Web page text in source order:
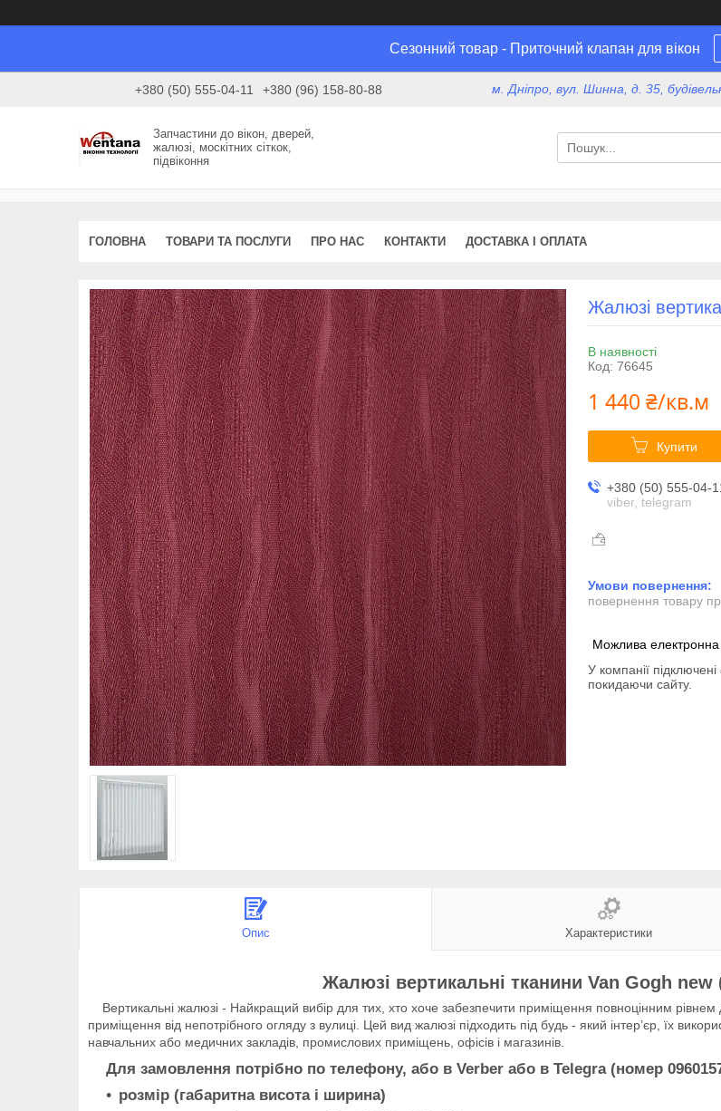
Сезонний товар - Приточний клапан для вікон
+380 (50) 555-04-11 +380 (96) 158-80-88 м. Дніпро, вул. Шинна, д. 35,
Запчастини до вікон, дверей,
жалюзі, москітних сіткок,
підвіконня
ГОЛОВНА ТОВАРИ ТА ПОСЛУГИ ПРО НАС КОНТАКТИ ДОСТАВКА І ОПЛАТА
Жалюзі
В наявності
Код: 76645
1 440 ₴/кв.м
Купити
+380 (50) 555-04-
viber, telegram
повернення товару
У компанії
покидаючи сайту.
Опис Характеристики
Жалюзі вертикальні тканини Van Gogh new
Вертикальні жалюзі - Найкращий вибір для тих, хто хоче забезпечити приміщення повноцінним рівнем
приміщення від непотрібного огляду з вулиці. Цей вид жалюзі підходить під будь - який інтер’єр, їх
навчальних або медичних закладів, промислових приміщень, офісів і магазинів.
Для замовлення потрібно по телефону, або в Verber або в Telegra (номер
розмір (габаритна висота і ширина)